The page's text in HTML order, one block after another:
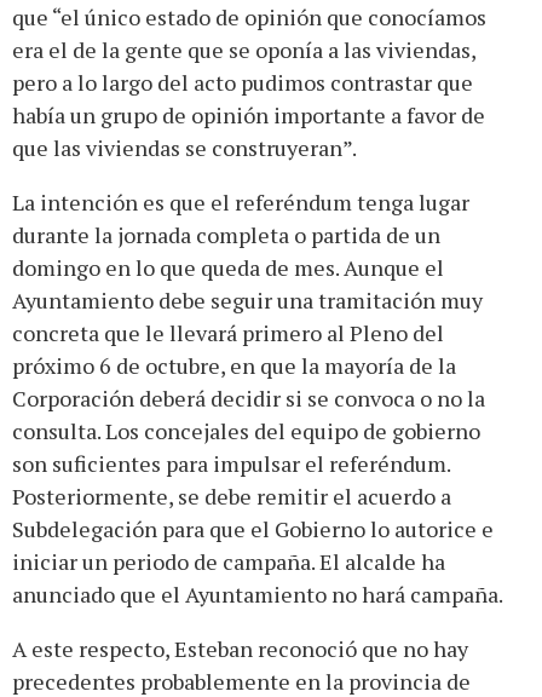
que “el único estado de opinión que conocíamos
era el de la gente que se oponía a las viviendas,
pero a lo largo del acto pudimos contrastar que
había un grupo de opinión importante a favor de
que las viviendas se construyeran”.
La intención es que el referéndum tenga lugar
durante la jornada completa o partida de un
domingo en lo que queda de mes. Aunque el
Ayuntamiento debe seguir una tramitación muy
concreta que le llevará primero al Pleno del
próximo 6 de octubre, en que la mayoría de la
Corporación deberá decidir si se convoca o no la
consulta. Los concejales del equipo de gobierno
son suficientes para impulsar el referéndum.
Posteriormente, se debe remitir el acuerdo a
Subdelegación para que el Gobierno lo autorice e
iniciar un periodo de campaña. El alcalde ha
anunciado que el Ayuntamiento no hará campaña.
A este respecto, Esteban reconoció que no hay
precedentes probablemente en la provincia de